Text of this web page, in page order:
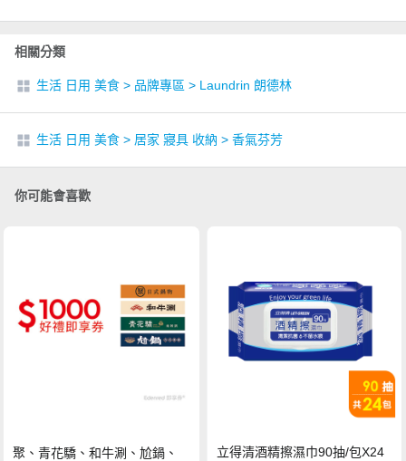
相關分類
生活 日用 美食 > 品牌專區 > Laundrin 朗德林
生活 日用 美食 > 居家 寢具 收納 > 香氣芬芳
你可能會喜歡
聚、青花驕、和牛涮、尬鍋、
立得清酒精擦濕巾90抽/包X24